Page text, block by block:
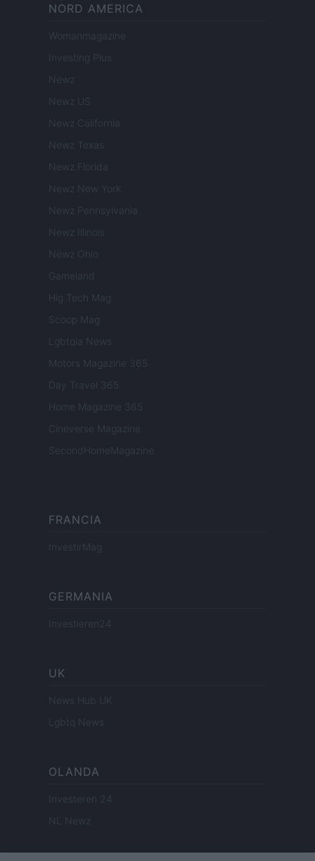
NORD AMERICA
Womanmagazine
Investing Plus
Newz
Newz US
Newz California
Newz Texas
Newz Florida
Newz New York
Newz Pennsylvania
Newz Illinois
Newz Ohio
Gameland
Hig Tech Mag
Scoop Mag
Lgbtqia News
Motors Magazine 365
Day Travel 365
Home Magazine 365
Cineverse Magazine
SecondHomeMagazine
FRANCIA
InvestirMag
GERMANIA
Investieren24
UK
News Hub UK
Lgbtq News
OLANDA
Investeren 24
NL Newz